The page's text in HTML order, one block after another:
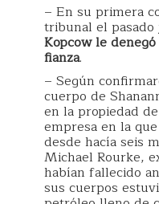
– En su primera
tribunal el pasado
Kopcow le
fianza.
– Según
cuerpo de
en la propiedad
empresa en la
desde hacía seis
Michael Rourke,
habían fallecido
sus cuerpos